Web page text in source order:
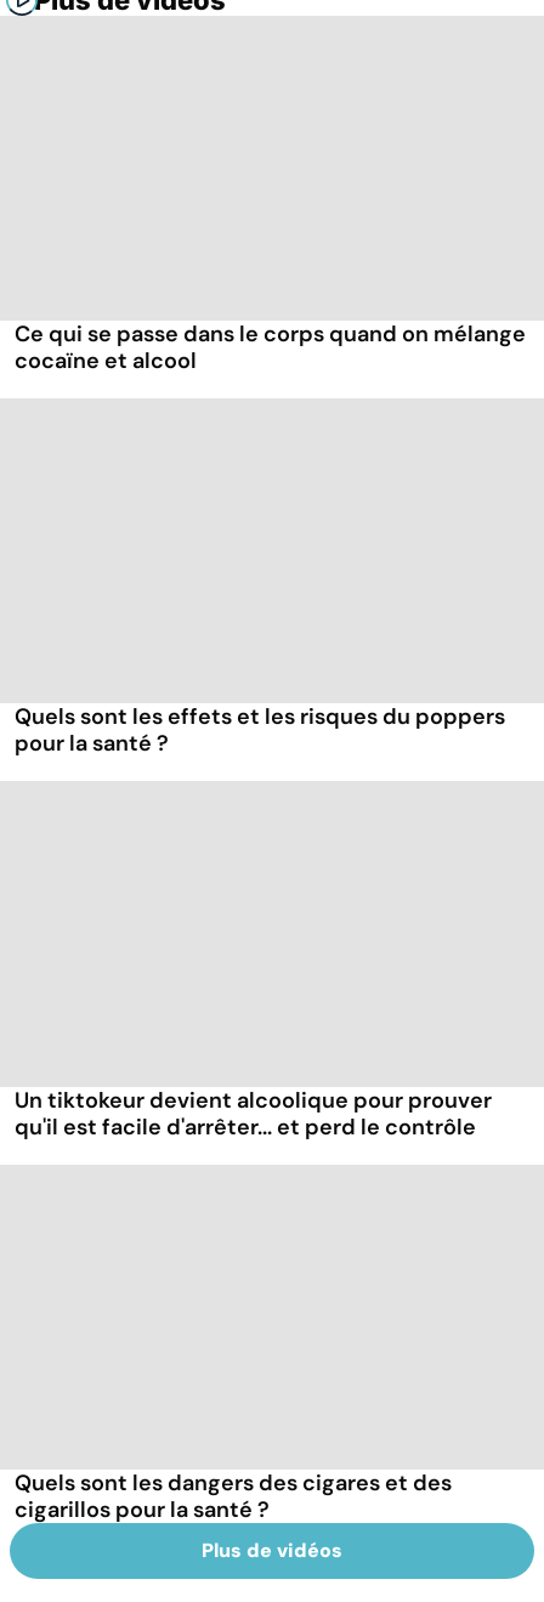
Ce qui se passe dans le corps quand on mélange
cocaïne et alcool
Quels sont les effets et les risques du poppers
pour la santé ?
Un tiktokeur devient alcoolique pour prouver
qu'il est facile d'arrêter... et perd le contrôle
Quels sont les dangers des cigares et des
cigarillos pour la santé ?
Plus de vidéos